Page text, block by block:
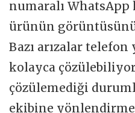
numaralı WhatsApp
ürünün
Bazı arızalar
kolayca
çözülemediği
ekibine yönlendirme